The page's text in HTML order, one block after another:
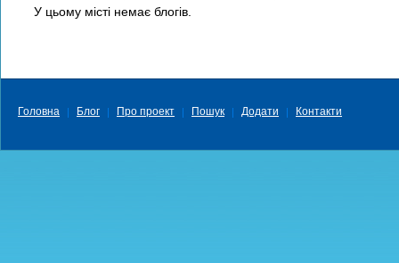
У цьому місті немає блогів.
Головна Блог Про проект Пошук Додати Контакти